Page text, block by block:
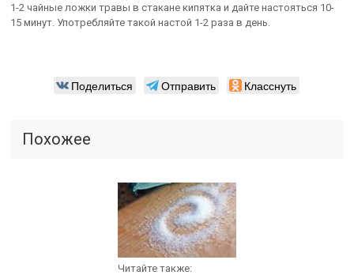
1-2 чайные ложки травы в стакане кипятка и дайте настояться 10-
15 минут. Употребляйте такой настой 1-2 раза в день.
Поделиться Отправить Класснуть
Похожее
Читайте также: